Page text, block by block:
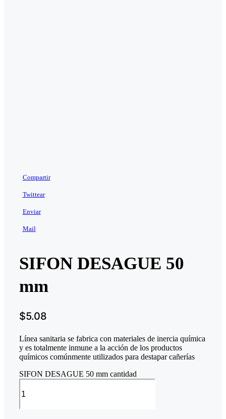
Compartir
Twittear
Enviar
Mail
SIFON DESAGUE 50
mm
$5.08
Línea sanitaria se fabrica con materiales de inercia química
y es totalmente inmune a la acción de los productos
químicos comúnmente utilizados para destapar cañerías
SIFON DESAGUE 50 mm cantidad